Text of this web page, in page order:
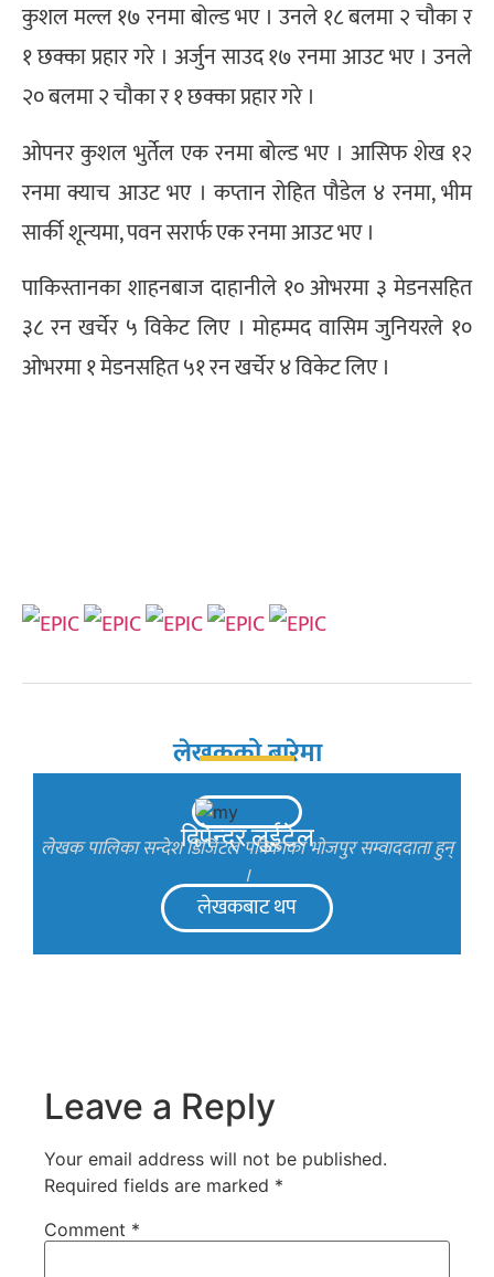
कुशल मल्ल १७ रनमा बोल्ड भए । उनले १८ बलमा २ चौका र
१ छक्का प्रहार गरे । अर्जुन साउद १७ रनमा आउट भए । उनले
२० बलमा २ चौका र १ छक्का प्रहार गरे ।
ओपनर कुशल भुर्तेल एक रनमा बोल्ड भए । आसिफ शेख १२
रनमा क्याच आउट भए । कप्तान रोहित पौडेल ४ रनमा, भीम
सार्की शून्यमा, पवन सरार्फ एक रनमा आउट भए ।
पाकिस्तानका शाहनबाज दाहानीले १० ओभरमा ३ मेडनसहित
३८ रन खर्चेर ५ विकेट लिए । मोहम्मद वासिम जुनियरले १०
ओभरमा १ मेडनसहित ५१ रन खर्चेर ४ विकेट लिए ।
लेखकको बारेमा
दिपेन्द्र लुईटेल
लेखक पालिका सन्देश डिजिटल पत्रिकाका भोजपुर सम्वाददाता हुन्
।
लेखकबाट थप
Leave a Reply
Your email address will not be published.
Required fields are marked *
Comment *